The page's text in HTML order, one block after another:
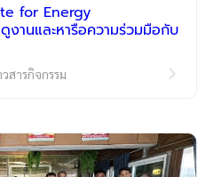
for Energy
านและหารือความร่วมมือกับ
สารกิจกรรม